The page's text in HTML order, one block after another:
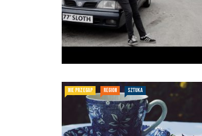
NIE PRZEGAP REGION SZTUKA